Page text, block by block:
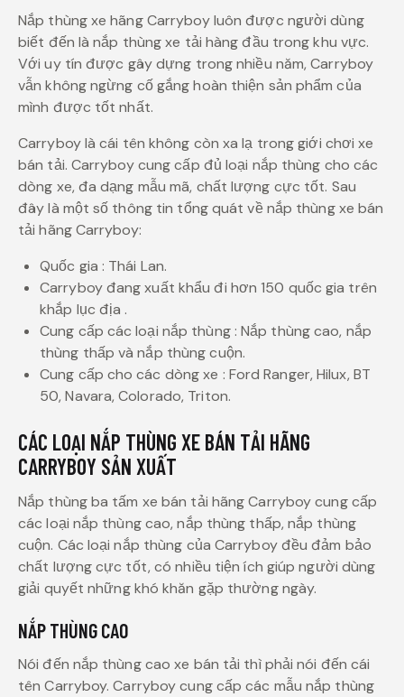
Nắp thùng xe hãng Carryboy luôn được người dùng
biết đến là nắp thùng xe tải hàng đầu trong khu vực.
Với uy tín được gây dựng trong nhiều năm, Carryboy
vẫn không ngừng cố gắng hoàn thiện sản phẩm của
mình được tốt nhất.
Carryboy là cái tên không còn xa lạ trong giới chơi xe
bán tải. Carryboy cung cấp đủ loại nắp thùng cho các
dòng xe, đa dạng mẫu mã, chất lượng cực tốt. Sau
đây là một số thông tin tổng quát về nắp thùng xe bán
tải hãng Carryboy:
Quốc gia : Thái Lan.
Carryboy đang xuất khẩu đi hơn 150 quốc gia trên
khắp lục địa .
Cung cấp các loại nắp thùng : Nắp thùng cao, nắp
thùng thấp và nắp thùng cuộn.
Cung cấp cho các dòng xe : Ford Ranger, Hilux, BT
50, Navara, Colorado, Triton.
CÁC LOẠI NẮP THÙNG XE BÁN TẢI HÃNG
CARRYBOY SẢN XUẤT
Nắp thùng ba tấm xe bán tải hãng Carryboy cung cấp
các loại nắp thùng cao, nắp thùng thấp, nắp thùng
cuộn. Các loại nắp thùng của Carryboy đều đảm bảo
chất lượng cực tốt, có nhiều tiện ích giúp người dùng
giải quyết những khó khăn gặp thường ngày.
NẮP THÙNG CAO
Nói đến nắp thùng cao xe bán tải thì phải nói đến cái
tên Carryboy. Carryboy cung cấp các mẫu nắp thùng